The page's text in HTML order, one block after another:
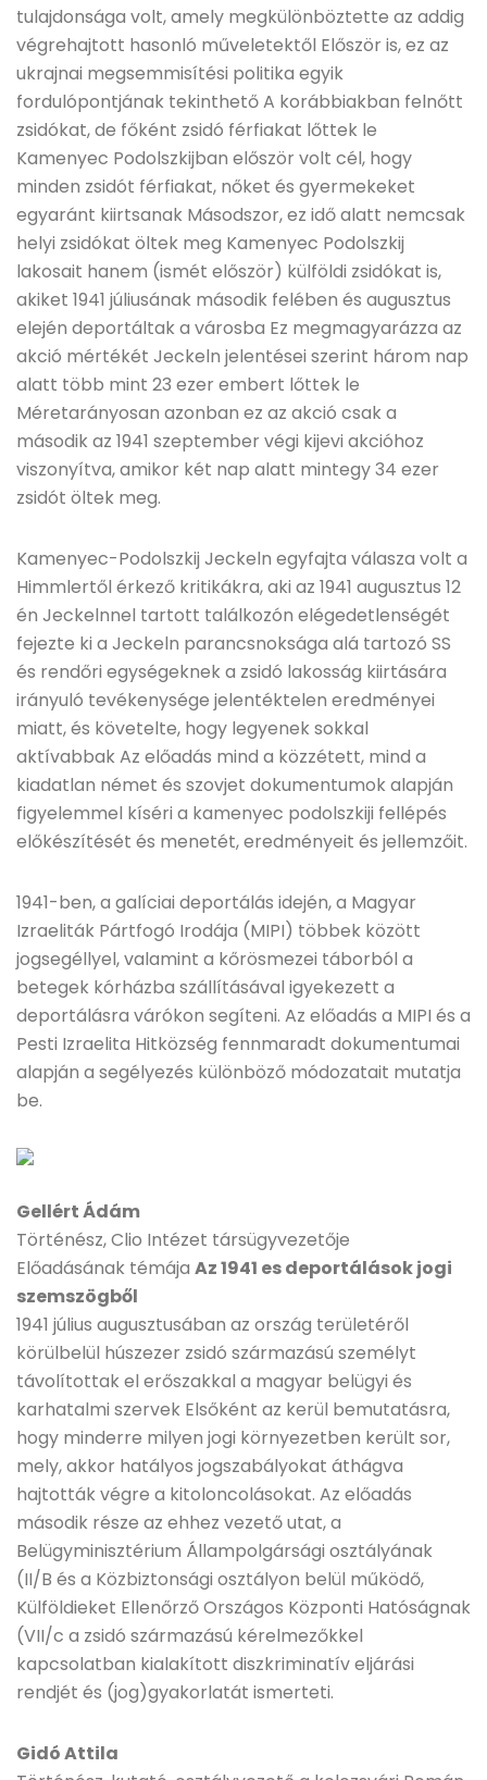
tulajdonsága volt, amely megkülönböztette az addig
végrehajtott hasonló műveletektől Először is, ez az
ukrajnai megsemmisítési politika egyik
fordulópontjának tekinthető A korábbiakban felnőtt
zsidókat, de főként zsidó férfiakat lőttek le
Kamenyec Podolszkijban először volt cél, hogy
minden zsidót férfiakat, nőket és gyermekeket
egyaránt kiirtsanak Másodszor, ez idő alatt nemcsak
helyi zsidókat öltek meg Kamenyec Podolszkij
lakosait hanem (ismét először) külföldi zsidókat is,
akiket 1941 júliusának második felében és augusztus
elején deportáltak a városba Ez megmagyarázza az
akció mértékét Jeckeln jelentései szerint három nap
alatt több mint 23 ezer embert lőttek le
Méretarányosan azonban ez az akció csak a
második az 1941 szeptember végi kijevi akcióhoz
viszonyítva, amikor két nap alatt mintegy 34 ezer
zsidót öltek meg.
Kamenyec-Podolszkij Jeckeln egyfajta válasza volt a
Himmlertől érkező kritikákra, aki az 1941 augusztus 12
én Jeckelnnel tartott találkozón elégedetlenségét
fejezte ki a Jeckeln parancsnoksága alá tartozó SS
és rendőri egységeknek a zsidó lakosság kiirtására
irányuló tevékenysége jelentéktelen eredményei
miatt, és követelte, hogy legyenek sokkal
aktívabbak Az előadás mind a közzétett, mind a
kiadatlan német és szovjet dokumentumok alapján
figyelemmel kíséri a kamenyec podolszkiji fellépés
előkészítését és menetét, eredményeit és jellemzőit.
1941-ben, a galíciai deportálás idején, a Magyar
Izraeliták Pártfogó Irodája (MIPI) többek között
jogsegéllyel, valamint a kőrösmezei táborból a
betegek kórházba szállításával igyekezett a
deportálásra várókon segíteni. Az előadás a MIPI és a
Pesti Izraelita Hitközség fennmaradt dokumentumai
alapján a segélyezés különböző módozatait mutatja
be.
Gellért Ádám
Történész, Clio Intézet társügyvezetője
Előadásának témája Az 1941 es deportálások jogi
szemszögből
1941 július augusztusában az ország területéről
körülbelül húszezer zsidó származású személyt
távolítottak el erőszakkal a magyar belügyi és
karhatalmi szervek Elsőként az kerül bemutatásra,
hogy minderre milyen jogi környezetben került sor,
mely, akkor hatályos jogszabályokat áthágva
hajtották végre a kitoloncolásokat. Az előadás
második része az ehhez vezető utat, a
Belügyminisztérium Állampolgársági osztályának
(II/B és a Közbiztonsági osztályon belül működő,
Külföldieket Ellenőrző Országos Központi Hatóságnak
(VII/c a zsidó származású kérelmezőkkel
kapcsolatban kialakított diszkriminatív eljárási
rendjét és (jog)gyakorlatát ismerteti.
Gidó Attila